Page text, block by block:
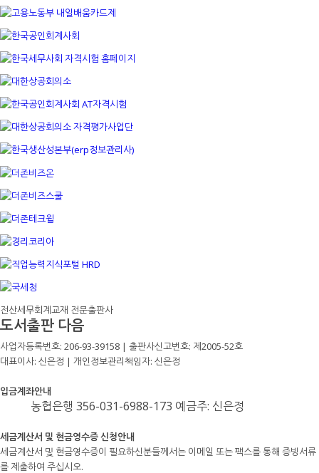
전산세무회계교재 전문출판사
도서출판 다음
사업자등록번호: 206-93-39158 | 출판사신고번호: 제2005-52호
대표이사: 신은정 | 개인정보관리책임자: 신은정
입금계좌안내
농협은행 356-031-6988-173 예금주: 신은정
세금계산서 및 현금영수증 신청안내
세금계산서 및 현금영수증이 필요하신분들께서는 이메일 또는 팩스를 통해 증빙서류
를 제출하여 주십시오.